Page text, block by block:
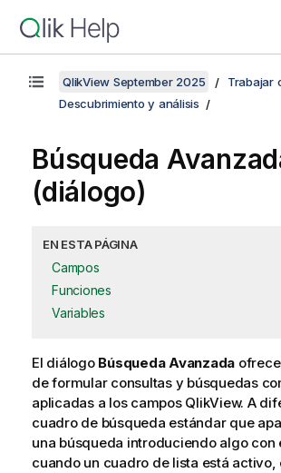
QlikView September 2025
Trabajar
Descubrimiento y análisis
Búsqueda
(diálogo)
EN ESTA PÁGINA
Campos
Funciones
Variables
El diálogo Búsqueda Avanzada
de formular consultas y búsquedas
aplicadas a los campos QlikView. A
cuadro de búsqueda estándar que
una búsqueda introduciendo algo con
cuando un cuadro de lista está activo,